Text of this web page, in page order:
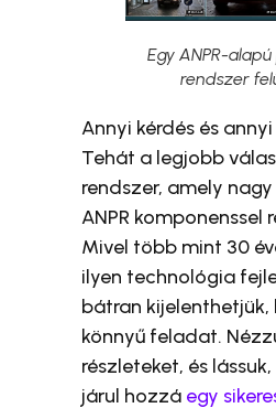
Egy ANPR-
rendszer
Annyi kérdés és
Tehát a legjobb
rendszer, amely
ANPR komponenssel
Mivel több mint 30
ilyen technológia
bátran kijelenthetjük,
könnyű feladat.
részleteket, és
járul hozzá egy